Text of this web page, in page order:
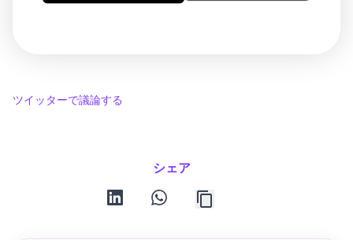
ツイッターで議論する
シェア
linkedin whatsapp